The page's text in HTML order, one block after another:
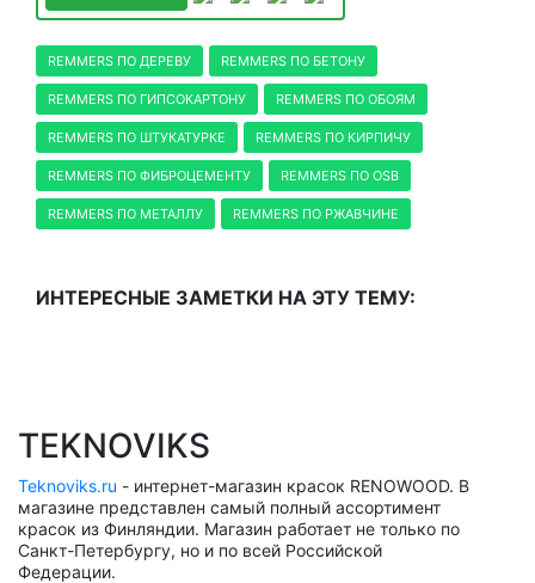
REMMERS ПО ДЕРЕВУ REMMERS ПО БЕТОНУ
REMMERS ПО ГИПСОКАРТОНУ REMMERS ПО ОБОЯМ
REMMERS ПО ШТУКАТУРКЕ REMMERS ПО КИРПИЧУ
REMMERS ПО ФИБРОЦЕМЕНТУ REMMERS ПО OSB
REMMERS ПО МЕТАЛЛУ REMMERS ПО РЖАВЧИНЕ
ИНТЕРЕСНЫЕ ЗАМЕТКИ НА ЭТУ ТЕМУ:
TEKNOVIKS
Teknoviks.ru - интернет-магазин красок RENOWOOD. В
магазине представлен самый полный ассортимент
красок из Финляндии. Магазин работает не только по
Санкт-Петербургу, но и по всей Российской
Федерации.